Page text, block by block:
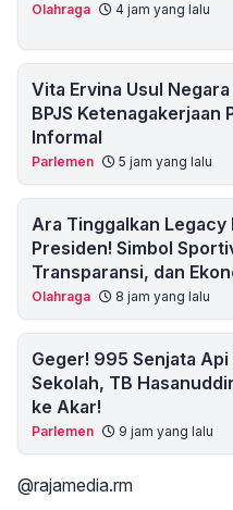
Olahraga 4 jam yang lalu
Vita Ervina Usul
BPJS Ketenagakerjaan
Informal
Parlemen 5 jam yang lalu
Ara Tinggalkan Legacy
Presiden! Simbol
Transparansi, dan
Olahraga 8 jam yang lalu
Geger! 995 Senjata
Sekolah, TB
ke Akar!
Parlemen 9 jam yang lalu
@rajamedia.rm